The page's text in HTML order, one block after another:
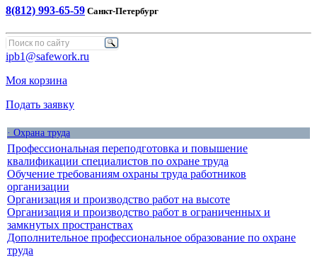
8(812) 993-65-59 Санкт-Петербург
ipb1@safework.ru
Моя корзина
Подать заявку
· Охрана труда
Профессиональная переподготовка и повышение
квалификации специалистов по охране труда
Обучение требованиям охраны труда работников
организации
Организация и производство работ на высоте
Организация и производство работ в ограниченных и
замкнутых пространствах
Дополнительное профессиональное образование по охране
труда